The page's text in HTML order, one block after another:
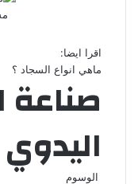
اقرا ايضا:
ماهي انواع السجاد ؟
صناعة
اليدوي
الوسوم